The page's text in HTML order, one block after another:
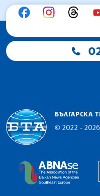
БЪЛГАРСКА
© 2022 -
The